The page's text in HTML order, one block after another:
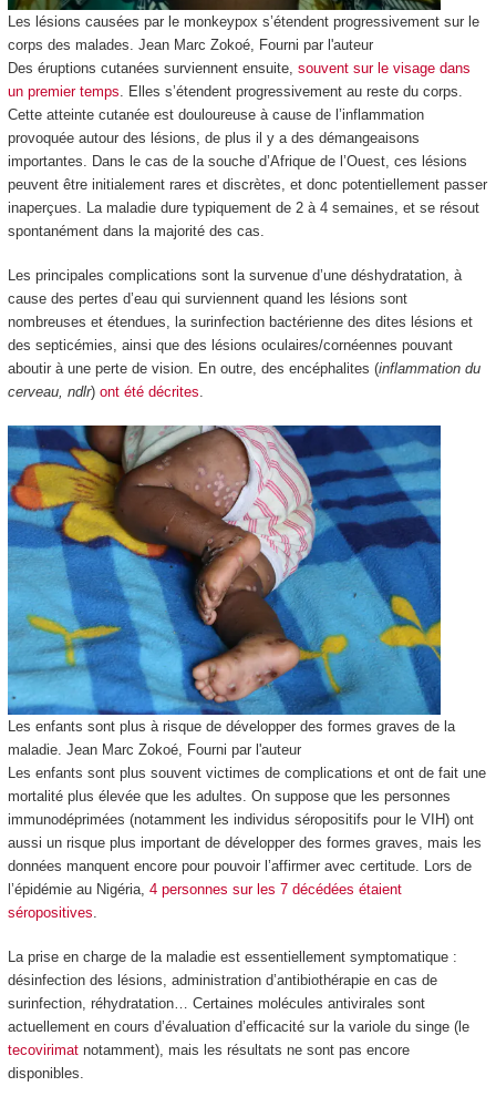
Les lésions causées par le monkeypox s’étendent progressivement sur le
corps des malades. Jean Marc Zokoé, Fourni par l'auteur
Des éruptions cutanées surviennent ensuite, souvent sur le visage dans
un premier temps . Elles s’étendent progressivement au reste du corps.
Cette atteinte cutanée est douloureuse à cause de l’inflammation
provoquée autour des lésions, de plus il y a des démangeaisons
importantes. Dans le cas de la souche d’Afrique de l’Ouest, ces lésions
peuvent être initialement rares et discrètes, et donc potentiellement passer
inaperçues. La maladie dure typiquement de 2 à 4 semaines, et se résout
spontanément dans la majorité des cas.
Les principales complications sont la survenue d’une déshydratation, à
cause des pertes d’eau qui surviennent quand les lésions sont
nombreuses et étendues, la surinfection bactérienne des dites lésions et
des septicémies, ainsi que des lésions oculaires/cornéennes pouvant
aboutir à une perte de vision. En outre, des encéphalites (inflammation du
cerveau, ndlr) ont été décrites.
Les enfants sont plus à risque de développer des formes graves de la
maladie. Jean Marc Zokoé, Fourni par l'auteur
Les enfants sont plus souvent victimes de complications et ont de fait une
mortalité plus élevée que les adultes. On suppose que les personnes
immunodéprimées (notamment les individus séropositifs pour le VIH) ont
aussi un risque plus important de développer des formes graves, mais les
données manquent encore pour pouvoir l’affirmer avec certitude. Lors de
l’épidémie au Nigéria, 4 personnes sur les 7 décédées étaient
séropositives
La prise en charge de la maladie est essentiellement symptomatique :
désinfection des lésions, administration d’antibiothérapie en cas de
surinfection, réhydratation… Certaines molécules antivirales sont
actuellement en cours d’évaluation d’efficacité sur la variole du singe (le
tecovirimatnotamment), mais les résultats ne sont pas encore
disponibles.